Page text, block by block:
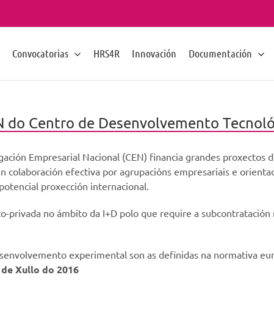
Convocatorias HRS4R Innovación Documentación
do Centro de Desenvolvemento
Empresarial Nacional (CEN) financia grandes proxectos
efectiva por agrupacións empresariais e
proxección internacional.
privada no ámbito da I+D polo que require a
experimental son as definidas na normativa
Xullo do 2016